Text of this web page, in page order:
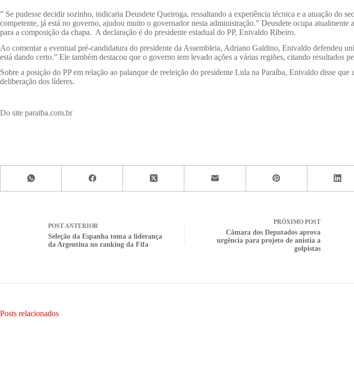
” Se pudesse decidir sozinho, indicaria Deusdete Queiroga, ressaltando a experiência técnica e a atuação do
competente, já está no governo, ajudou muito o governador nesta administração.” Deusdete ocupa
para a composição da chapa. A declaração é do presidente estadual do PP, Enivaldo Ribeiro.
Ao comentar a eventual pré-candidatura do presidente da Assembleia, Adriano Galdino, Enivaldo defendeu
está dando certo.” Ele também destacou que o governo tem levado ações a várias regiões, citando resultados
Sobre a posição do PP em relação ao palanque de reeleição do presidente Lula na Paraíba, Enivaldo disse
deliberação dos líderes.
Do site paraiba.com.br
POST ANTERIOR
Seleção da Espanha toma a liderança
da Argentina no ranking da Fifa
PRÓXIMO POST
Câmara dos Deputados aprova
urgência para projeto de anistia a
golpistas
Posts relacionados